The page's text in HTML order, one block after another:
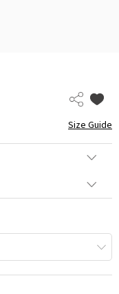
Size Guide